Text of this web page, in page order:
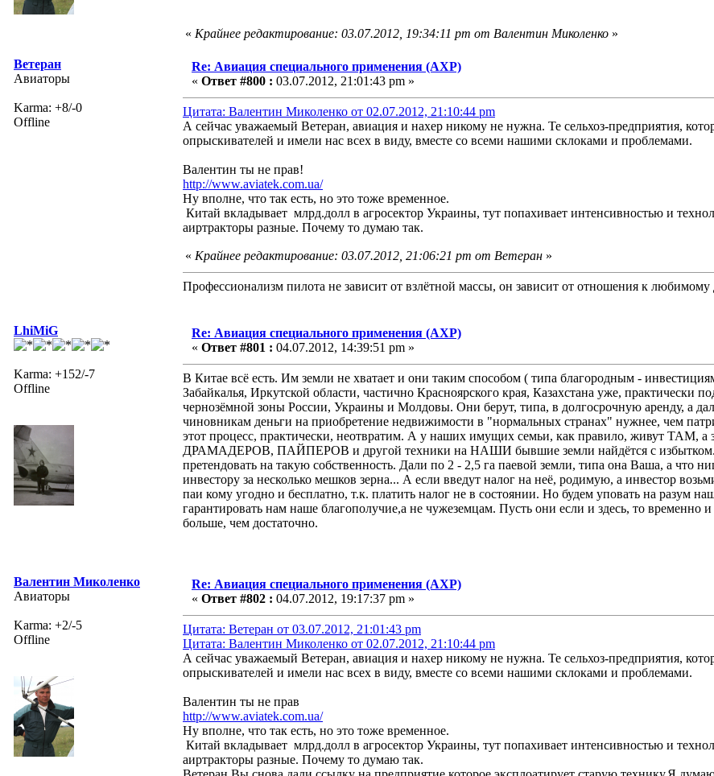
« Крайнее редактирование: 03.07.2012, 19:34:11 pm от Валентин Миколенко »
Ветеран
Авиаторы
Karma: +8/-0
Offline
Re: Авиация специального применения (АХР)
« Ответ #800 : 03.07.2012, 21:01:43 pm »
Цитата: Валентин Миколенко от 02.07.2012, 21:10:44 pm
А сейчас уважаемый Ветеран, авиация и нахер никому не нужна. Те сельхоз-предприятия,
опрыскивателей и имели нас всех в виду, вместе со всеми нашими склоками и проблемами.
Валентин ты не прав!
http://www.aviatek.com.ua/
Ну вполне, что так есть, но это тоже временное.
Китай вкладывает млрд.долл в агросектор Украины, тут попахивает интенсивностью и
аиртракторы разные. Почему то думаю так.
« Крайнее редактирование: 03.07.2012, 21:06:21 pm от Ветеран »
Профессионализм пилота не зависит от взлётной массы, он зависит от отношения к любимому
LhiMiG
Karma: +152/-7
Offline
Re: Авиация специального применения (АХР)
« Ответ #801 : 04.07.2012, 14:39:51 pm »
В Китае всё есть. Им земли не хватает и они таким способом ( типа благородным -
Забайкалья, Иркутской области, частично Красноярского края, Казахстана уже, практически
чернозёмной зоны России, Украины и Молдовы. Они берут, типа, в долгосрочную аренду, а
чиновникам деньги на приобретение недвижимости в "нормальных странах" нужнее, чем
этот процесс, практически, неотвратим. А у наших имущих семьи, как правило, живут
ДРАМАДЕРОВ, ПАЙПЕРОВ и другой техники на НАШИ бывшие земли найдётся с избытком.
претендовать на такую собственность. Дали по 2 - 2,5 га паевой земли, типа она Ваша, а что
инвестору за несколько мешков зерна... А если введут налог на неё, родимую, а инвестор
паи кому угодно и бесплатно, т.к. платить налог не в состоянии. Но будем уповать на разум
гарантировать нам наше благополучие,а не чужеземцам. Пусть они если и здесь, то временно
больше, чем достаточно.
Валентин Миколенко
Авиаторы
Karma: +2/-5
Offline
Re: Авиация специального применения (АХР)
« Ответ #802 : 04.07.2012, 19:17:37 pm »
Цитата: Ветеран от 03.07.2012, 21:01:43 pm
Цитата: Валентин Миколенко от 02.07.2012, 21:10:44 pm
А сейчас уважаемый Ветеран, авиация и нахер никому не нужна. Те сельхоз-предприятия,
опрыскивателей и имели нас всех в виду, вместе со всеми нашими склоками и проблемами.
Валентин ты не прав
http://www.aviatek.com.ua/
Ну вполне, что так есть, но это тоже временное.
Китай вкладывает млрд.долл в агросектор Украины, тут попахивает интенсивностью и
аиртракторы разные. Почему то думаю так.